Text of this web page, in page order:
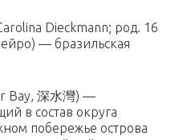
Dieckmann; род. 16
— бразильская
Bay, 深水灣) —
в состав округа
побережье острова